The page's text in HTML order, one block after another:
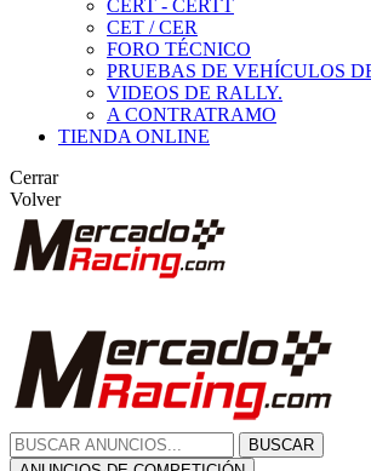
CERT - CERTT
CET / CER
FORO TÉCNICO
PRUEBAS DE VEHÍCULOS
VIDEOS DE RALLY.
A CONTRATRAMO
TIENDA ONLINE
Cerrar
Volver
BUSCAR
ANUNCIOS DE COMPETICIÓN